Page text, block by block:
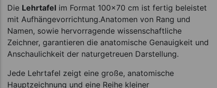
Die Lehrtafel im Format 100x70 cm ist fertig beleistet
mit Aufhängevorrichtung.Anatomen von Rang und
Namen, sowie hervorragende wissenschaftliche
Zeichner, garantieren die anatomische Genauigkeit und
Anschaulichkeit der naturgetreuen Darstellung.
Jede Lehrtafel zeigt eine große, anatomische
Hauptzeichnung und eine Reihe kleiner